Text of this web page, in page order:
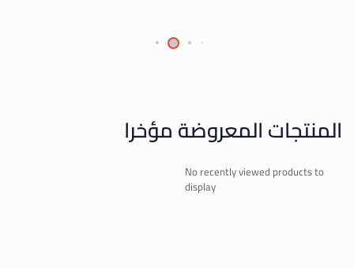
المنتجات المعروضة مؤخرا
No recently viewed products to
display